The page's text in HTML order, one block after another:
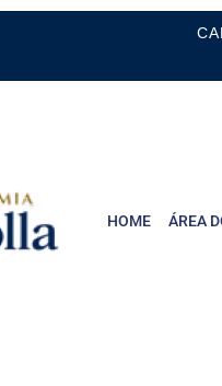
HOME ÁREA